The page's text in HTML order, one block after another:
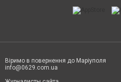
Віримо в повернення до Маріуполя
info@0629.com.ua